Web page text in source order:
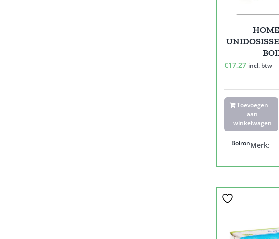
€17,27 incl. btw
Toevoegen
aan
winkelwagen
Merk:
Boiron